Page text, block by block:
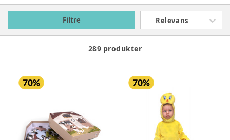
barn her.
Filtre Relevans
289 produkter